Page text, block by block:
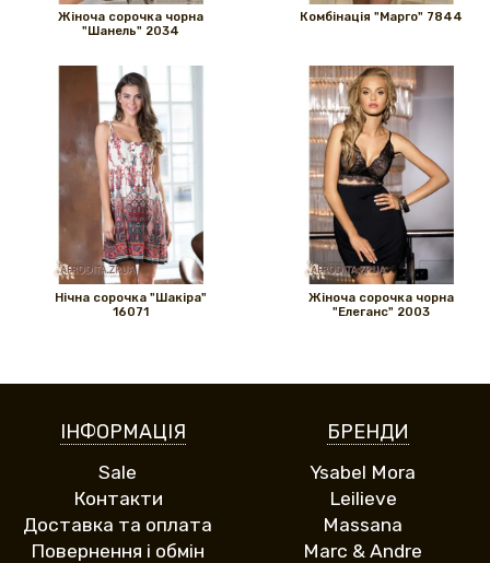
Жіноча сорочка чорна
"Шанель" 2034
Комбінація "Марго" 7844
Нічна сорочка "Шакіра"
16071
Жіноча сорочка чорна
"Елеганс" 2003
ІНФОРМАЦІЯ
Sale
Контакти
Доставка та оплата
Повернення і обмін
БРЕНДИ
Ysabel Mora
Leilieve
Massana
Marc & Andre